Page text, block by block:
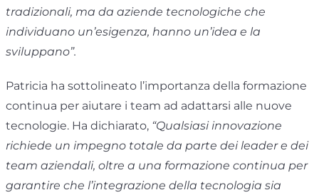
tradizionali, ma da aziende tecnologiche che
individuano un’esigenza, hanno un’idea e la
sviluppano”.
Patricia ha sottolineato l’importanza della formazione
continua per aiutare i team ad adattarsi alle nuove
tecnologie. Ha dichiarato, “Qualsiasi innovazione
richiede un impegno totale da parte dei leader e dei
team aziendali, oltre a una formazione continua per
garantire che l’integrazione della tecnologia sia